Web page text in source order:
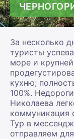
За несколько
туристы
море и
кухню;
100%.
Николаева
коммуникация
Тур в
отправляем